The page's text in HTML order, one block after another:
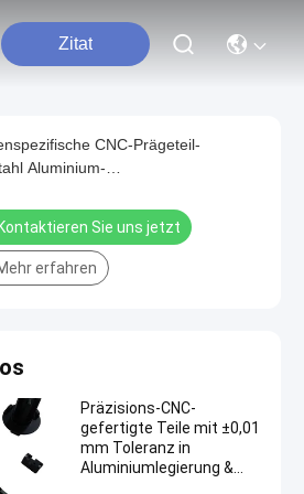
Zitat
CNC-Prägeteil-
Aluminium-
Kontaktieren Sie uns jetzt
erfahren
Präzisions-CNC-
gefertigte Teile mit ±0,01
mm Toleranz in
Aluminiumlegierung &